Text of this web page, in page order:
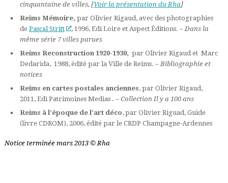
cinquantaine de villes, [Voir la présentation du Rha]
Reims Mémoire, par Olivier Rigaud, avec des photographies
dePascal Stritt , 1996, Edi Loire et Aspect Éditions. –Dans la
même série 7 villes parues
Reims Reconstruction 1920-1930, par Olivier Rigaud et Marc
Dedarida, 1988, édité par la Ville de Reims. –Bibliographie et
notices
Reims en cartes postales anciennes, par Olivier Rigaud,
2011, Edi Patrimoines Medias . – Collection Il y a 100 ans
Reims à l’époque de l’art déco, par Olivier Riguad, Guide
(livre CDROM), 2006, édité par le CRDP Champagne-Ardennes
Notice terminée mars 2013 © Rha